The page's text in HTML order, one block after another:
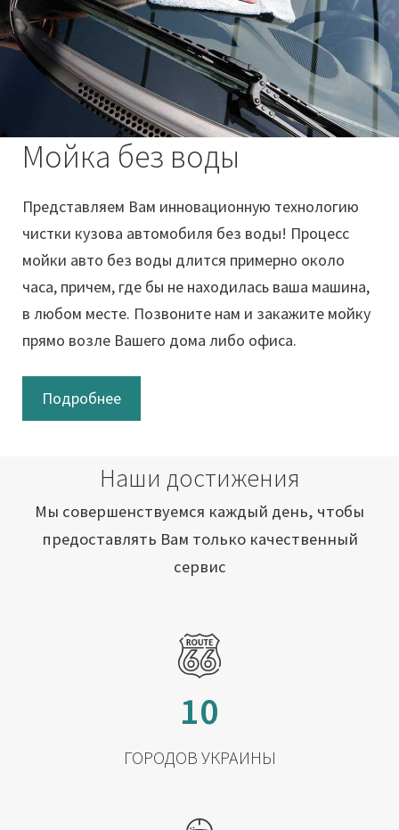
Мойка без воды
Представляем Вам инновационную технологию
чистки кузова автомобиля без воды! Процесс
мойки авто без воды длится примерно около
часа, причем, где бы не находилась ваша машина,
в любом месте. Позвоните нам и закажите мойку
прямо возле Вашего дома либо офиса.
Подробнее
Наши достижения
Мы совершенствуемся каждый день, чтобы
предоставлять Вам только качественный
сервис
10
ГОРОДОВ УКРАИНЫ